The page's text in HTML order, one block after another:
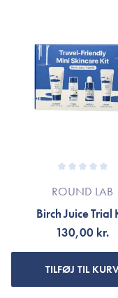
ROUND LAB
Birch Juice Trial
130,00 kr.
TILFØJ TIL